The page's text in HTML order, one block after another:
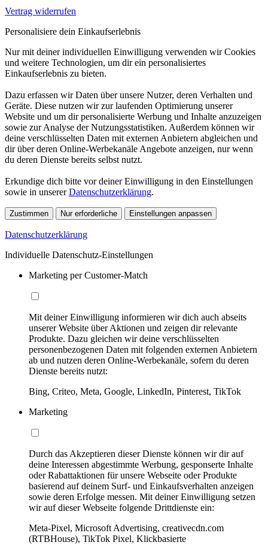
Vertrag widerrufen
Personalisiere dein Einkaufserlebnis
Nur mit deiner individuellen Einwilligung verwenden wir Cookies
und weitere Technologien, um dir ein personalisiertes
Einkaufserlebnis zu bieten.
Dazu erfassen wir Daten über unsere Nutzer, deren Verhalten und
Geräte. Diese nutzen wir zur laufenden Optimierung unserer
Website und um dir personalisierte Werbung und Inhalte anzuzeigen
sowie zur Analyse der Nutzungsstatistiken. Außerdem können wir
deine verschlüsselten Daten mit externen Anbietern abgleichen und
dir über deren Online-Werbekanäle Angebote anzeigen, nur wenn
du deren Dienste bereits selbst nutzt.
Erkundige dich bitte vor deiner Einwilligung in den Einstellungen
sowie in unsererDatenschutzerklärung.
Zustimmen Nur erforderliche Einstellungen anpassen
Datenschutzerklärung
Individuelle Datenschutz-Einstellungen
Marketing per Customer-Match
Mit deiner Einwilligung informieren wir dich auch abseits
unserer Website über Aktionen und zeigen dir relevante
Produkte. Dazu gleichen wir deine verschlüsselten
personenbezogenen Daten mit folgenden externen Anbietern
ab und nutzen deren Online-Werbekanäle, sofern du deren
Dienste bereits nutzt:
Bing, Criteo, Meta, Google, LinkedIn, Pinterest, TikTok
Marketing
Durch das Akzeptieren dieser Dienste können wir dir auf
deine Interessen abgestimmte Werbung, gesponserte Inhalte
oder Rabattaktionen für unsere Webseite oder Produkte
basierend auf deinem Surf- und Einkaufsverhalten anzeigen
sowie deren Erfolge messen. Mit deiner Einwilligung setzen
wir auf dieser Webseite folgende Drittdienste ein:
Meta-Pixel, Microsoft Advertising, creativecdn.com
(RTBHouse), TikTok Pixel, Klickbasierte